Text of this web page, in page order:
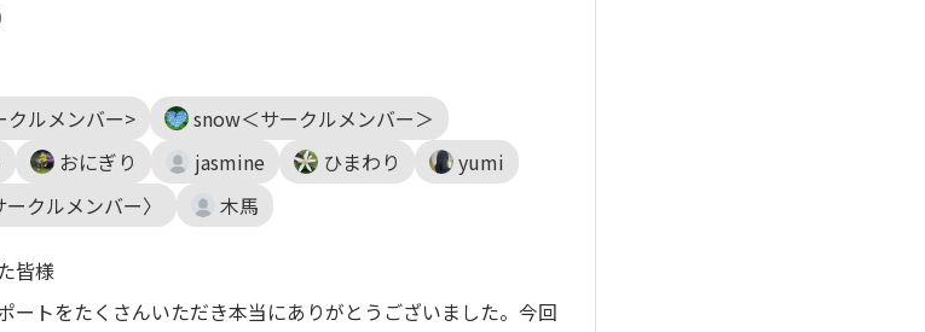
クルメンバー>
snow＜サークルメンバー＞
おにぎり jasmine ひまわり
yumi
クルメンバー〉 木馬
皆様
ートをたくさんいただき本当にありがとうございました。今回